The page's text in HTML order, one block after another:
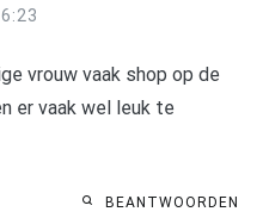
vrouw vaak shop op de
er vaak wel leuk te
BEANTWOORDEN